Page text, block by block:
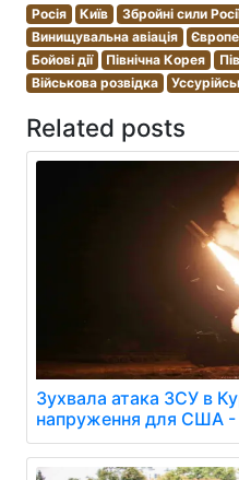
Росія Київ Збройні сили
Винищувальна авіація
Бойові дії
Північна Корея
Військова розвідка
Related posts
Зухвала атака ЗСУ в
напруження для США -